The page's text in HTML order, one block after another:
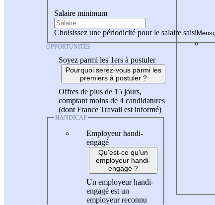
Salaire minimum
Choisissez une périodicité pour le salaire saisi
OPPORTUNITÉS
Soyez parmi les 1ers à postuler
Pourquoi serez-vous parmi les
premiers à postuler ?
Offres de plus de 15 jours,
comptant moins de 4 candidatures
(dont France Travail est informé)
HANDICAP
Employeur handi-
engagé
Qu'est-ce qu'un
employeur handi-
engagé ?
Un employeur handi-
engagé est un
employeur reconnu